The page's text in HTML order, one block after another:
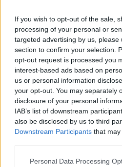
If you wish to opt-out of the sale,
processing of your personal or
targeted advertising by us, please
section to confirm your selection.
opt-out request is processed you
interest-based ads based on
us or personal information
your opt-out. You may separately
disclosure of your personal
IAB’s list of downstream
also be disclosed by us to third
Downstream Participants that
Personal Data Processing
Tabellini e
2° turno
Girone 1
PARABIAGO – BIELLA
PARABIAGO: Grassi;
Paz, Hala, Moioli (1’ st